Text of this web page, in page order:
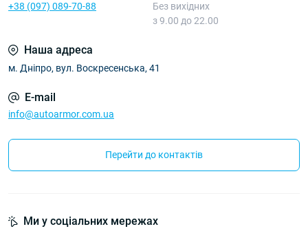
+38 (097) 089-70-88
Без вихідних
з 9.00 до 22.00
Наша адреса
м. Дніпро, вул. Воскресенська, 41
E-mail
info@autoarmor.com.ua
Перейти до контактів
Ми у соціальних мережах